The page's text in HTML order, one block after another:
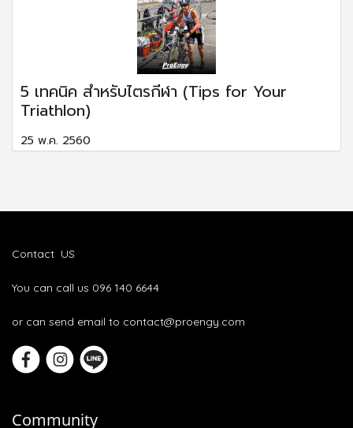
5 เทคนิค สำหรับไตรกีฬา (Tips for Your
Triathlon)
25 พ.ค. 2560
Contact US
You can call us 096 140 6644
or can send email to contact@proengy.com
Community